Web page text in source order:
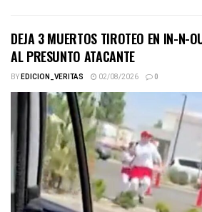
DEJA 3 MUERTOS TIROTEO EN IN-N-
AL PRESUNTO ATACANTE
BYEDICION_VERITAS 02/08/2026 0